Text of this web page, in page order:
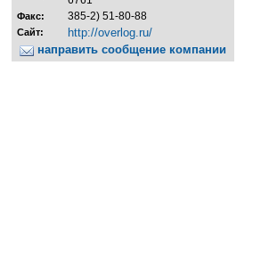
Факс: 385-2) 51-80-88
Сайт:
http://overlog.ru/
направить сообщение компании